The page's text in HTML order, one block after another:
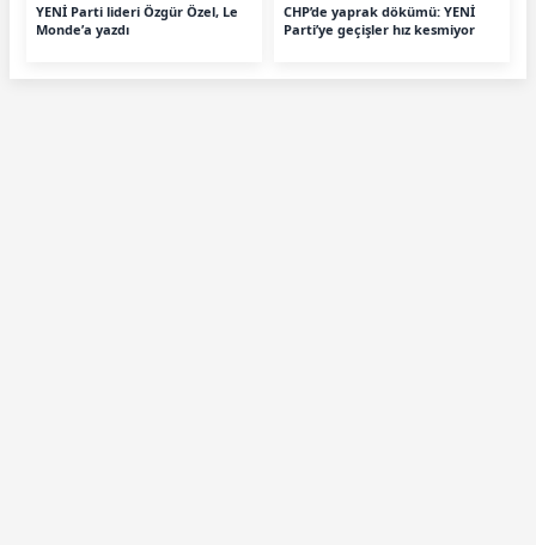
YENİ Parti lideri Özgür Özel, Le
Monde’a yazdı
CHP’de yaprak dökümü: YENİ
Parti’ye geçişler hız kesmiyor